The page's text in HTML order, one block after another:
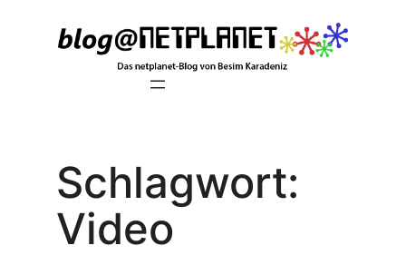
Schlagwort:
Video